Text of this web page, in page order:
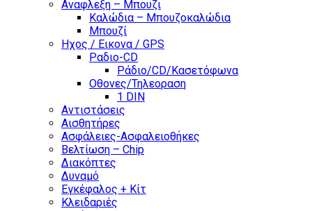
Αναφλεξη – Μπουζι
Καλώδια – Μπουζοκαλώδια
Μπουζί
Ηχος / Εικονα / GPS
Ραδιο-CD
Ράδιο/CD/Κασετόφωνα
Οθονες/Τηλεοραση
1 DIN
Αντιστάσεις
Αισθητήρες
Ασφάλειες-Ασφαλειοθήκες
Βελτίωση – Chip
Διακόπτες
Δυναμό
Εγκέφαλος + Κίτ
Κλειδαριές